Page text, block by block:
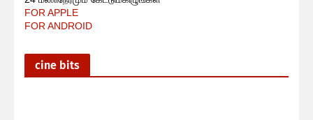
FOR APPLE
FOR ANDROID
cine bits